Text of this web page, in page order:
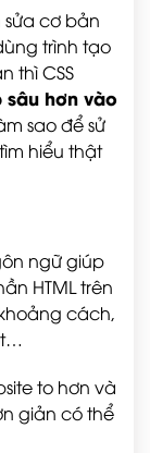
cơ bản
trình tạo
thì CSS
hơn vào
sao để sử
hiểu thật
ngữ giúp
HTML trên
cách,
to hơn và
giản có thể